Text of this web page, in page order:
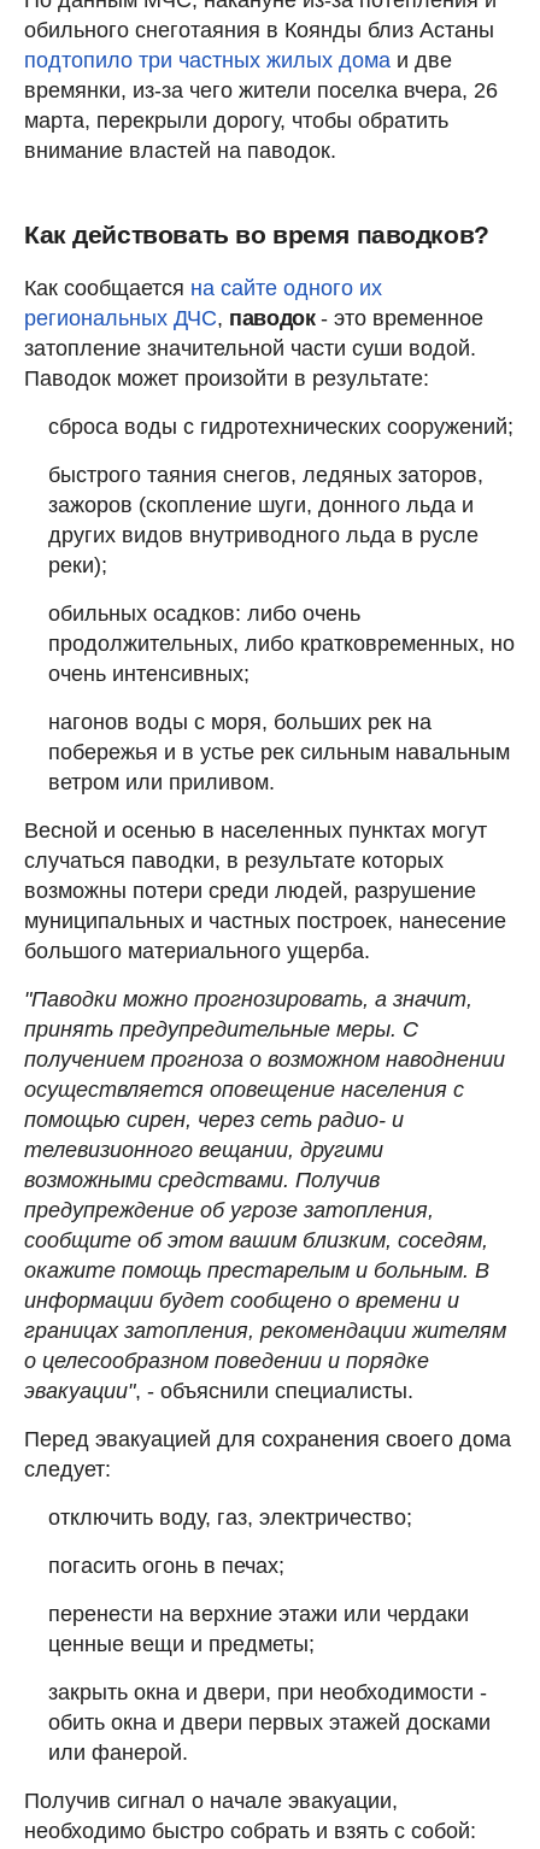
обильного снеготаяния в Коянды близ Астаны
подтопило три частных жилых дома и две
времянки, из-за чего жители поселка вчера, 26
марта, перекрыли дорогу, чтобы обратить
внимание властей на паводок.
Как действовать во время паводков?
Как сообщается на сайте одного их
региональных ДЧС, паводок- это временное
затопление значительной части суши водой.
Паводок может произойти в результате:
сброса воды с гидротехнических сооружений;
быстрого таяния снегов, ледяных заторов,
зажоров (скопление шуги, донного льда и
других видов внутриводного льда в русле
реки);
обильных осадков: либо очень
продолжительных, либо кратковременных, но
очень интенсивных;
нагонов воды с моря, больших рек на
побережья и в устье рек сильным навальным
ветром или приливом.
Весной и осенью в населенных пунктах могут
случаться паводки, в результате которых
возможны потери среди людей, разрушение
муниципальных и частных построек, нанесение
большого материального ущерба.
"Паводки можно прогнозировать, а значит,
принять предупредительные меры. С
получением прогноза о возможном наводнении
осуществляется оповещение населения с
помощью сирен, через сеть радио- и
телевизионного вещании, другими
возможными средствами. Получив
предупреждение об угрозе затопления,
сообщите об этом вашим близким, соседям,
окажите помощь престарелым и больным. В
информации будет сообщено о времени и
границах затопления, рекомендации жителям
о целесообразном поведении и порядке
эвакуации", - объяснили специалисты.
Перед эвакуацией для сохранения своего дома
следует:
отключить воду, газ, электричество;
погасить огонь в печах;
перенести на верхние этажи или чердаки
ценные вещи и предметы;
закрыть окна и двери, при необходимости -
обить окна и двери первых этажей досками
или фанерой.
Получив сигнал о начале эвакуации,
необходимо быстро собрать и взять с собой: